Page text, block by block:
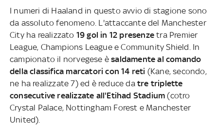
I numeri di Haaland in questo avvio di stagione sono
da assoluto fenomeno. L'attaccante del Manchester
City ha realizzato 19 gol in 12 presenze tra Premier
League, Champions League e Community Shield. In
campionato il norvegese èsaldamente al comando
della classifica marcatori con 14 reti (Kane, secondo,
ne ha realizzate 7) ed è reduce da tre triplette
consecutive realizzate all'Etihad Stadium (cotro
Crystal Palace, Nottingham Forest e Manchester
United).